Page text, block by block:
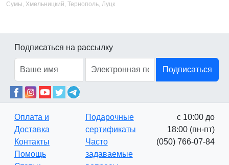
Сумы, Хмельницкий, Тернополь, Луцк
Подписаться на рассылку
Подписаться
Оплата и
Доставка
Контакты
Помощь
Подарочные
сертификаты
Часто
задаваемые
с 10:00 до
18:00 (пн-пт)
(050) 766-07-84